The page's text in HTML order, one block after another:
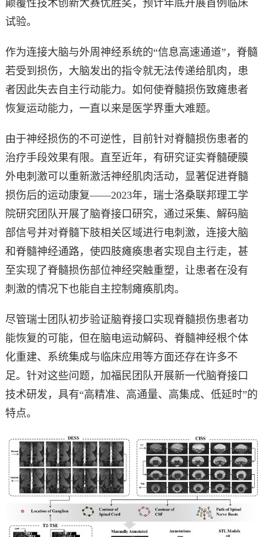
颠覆性技术创新大赛优胜奖，预计年底开展首例临床
试验。
作为连接大脑与外周神经系统的“信息高速通道”，脊髓
若受到损伤，大脑发出的指令就无法传递给肌肉，患
者因此失去自主行动能力。如何使脊髓损伤致瘫患者
恢复运动能力，一直以来是医学界重大难题。
由于神经损伤的不可逆性，目前针对脊髓损伤患者的
治疗手段效果有限。直至近年，有研究证实脊髓硬膜
外电刺激可以重新激活神经肌肉活动，显著促进脊髓
损伤后的运动康复——2023年，瑞士洛桑联邦理工学
院研究团队开展了脑脊接口研究，通过采集、解码脑
部信号并对脊髓下肢相关区域进行电刺激，连接大脑
和脊髓神经通路，使四肢瘫痪患者实现自主行走，甚
至实现了脊髓损伤部位神经突触重塑，让患者在没有
刺激的情况下也能自主控制瘫痪肌肉。
尽管瑞士团队初步验证脑脊接口实现脊髓损伤患者功
能恢复的可能，但在脑电运动解码、脊髓神经根个体
化重建、系统集成与临床应用等方面还存在许多不
足。针对这些问题，加福民团队开展新一代脑脊接口
技术研发，具有“高精准、高通量、高集成、低延时”的
特点。